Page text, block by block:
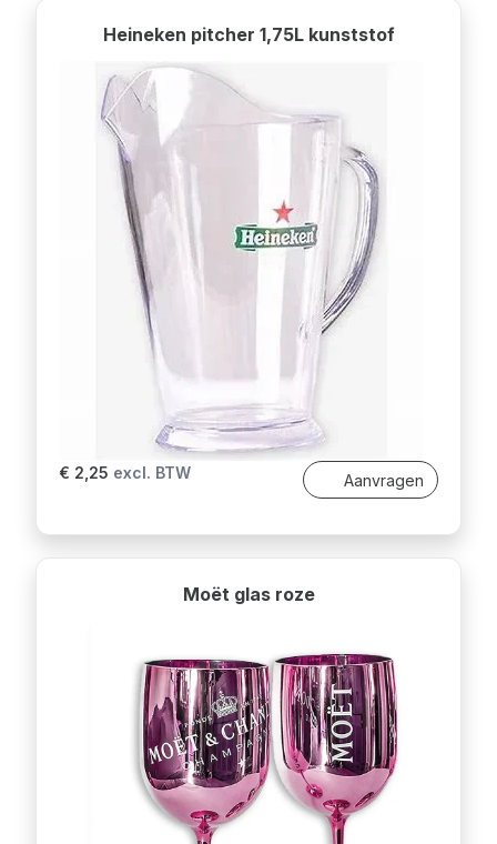
Heineken pitcher 1,75L kunststof
€ 2,25 excl. BTW Aanvragen
Moët glas roze